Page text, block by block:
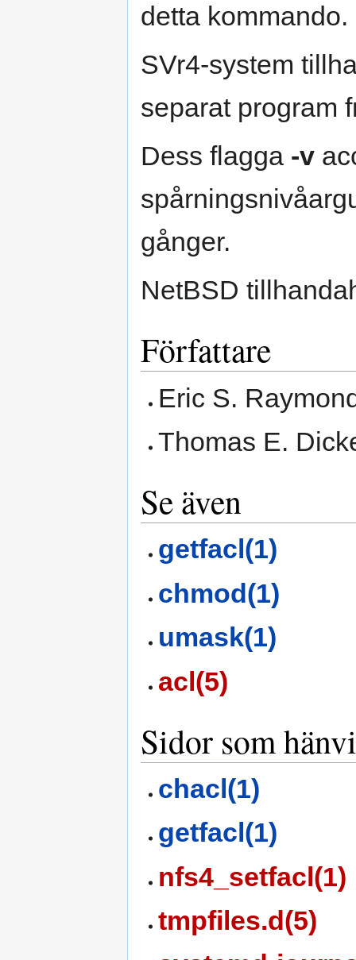
detta kommando.
SVr4-system
separat program
Dess flagga -v
gånger.
NetBSD
Författare
Eric S.
Thomas E.
Se även
getfacl(1)
chmod(1)
umask(1)
acl(5)
Sidor som
chacl(1)
getfacl(1)
nfs4_setfacl(1)
tmpfiles.d(5)